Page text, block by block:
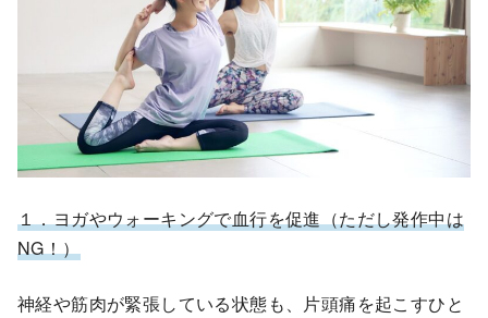
１．ヨガやウォーキングで血行を促進（ただし発作中は
NG！）
神経や筋肉が緊張している状態も、片頭痛を起こすひと